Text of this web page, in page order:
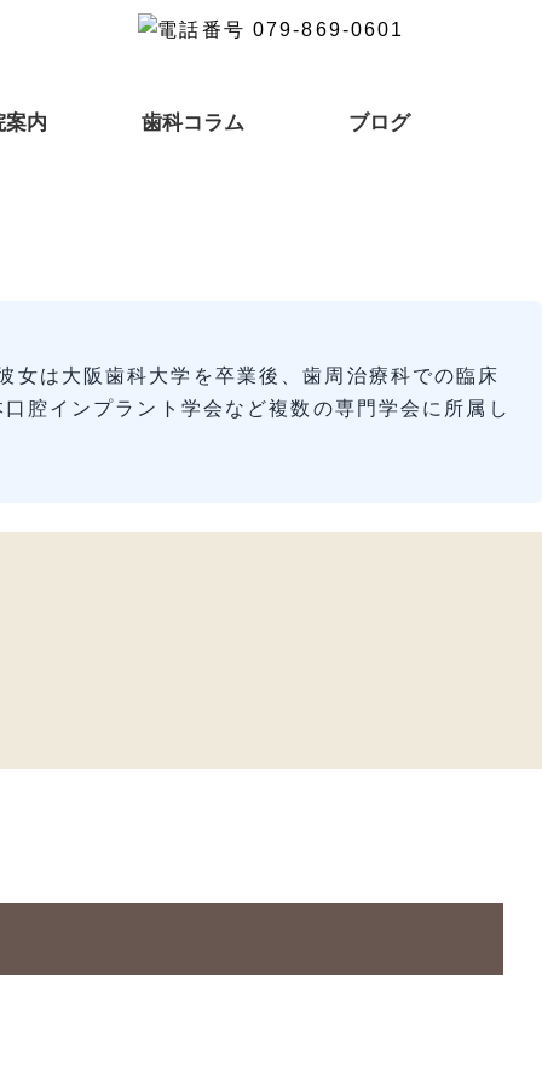
案内 歯科コラム ブログ
女は大阪歯科大学を卒業後、歯周治療科での臨床
腔インプラント学会など複数の専門学会に所属し